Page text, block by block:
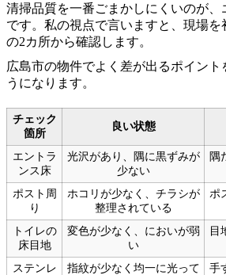
清掃品質を一番ごまかしにくいのが、
です。私の視点で言いますと、現場を
の2カ所から確認します。
広島市の物件でよく差が出るポイント
うになります。
チェック
箇所
良い状態
エントラ
ンス床
光沢があり、隅に黒ずみが
少ない
隅
ポスト周
り
ホコリが少なく、チラシが
整理されている
ポ
トイレの
床目地
変色が少なく、においが弱
い
目
ステンレ
指紋が少なく均一に光って
手